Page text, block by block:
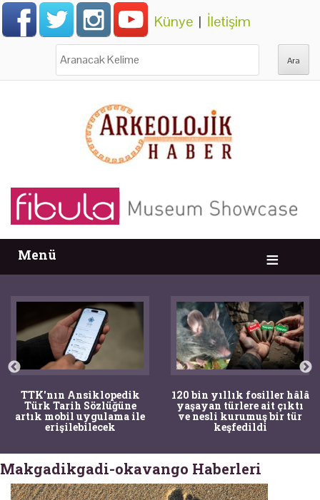
Künye | İletişim
Menü
TTK'nın Ansiklopedik
Türk Tarih Sözlüğüne
artık mobil uygulama ile
erişilebilecek
120 bin yıllık fosiller hâlâ
yaşayan türlere ait çıktı
ve nesli kurumuş bir tür
keşfedildi
Makgadikgadi-okavango Haberleri